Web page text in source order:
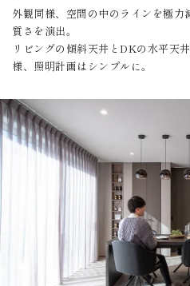
外観同様、空間の中のラインを極
質さを演出。
リビングの傾斜天井とDKの水平天
様、照明計画はシンプルに。